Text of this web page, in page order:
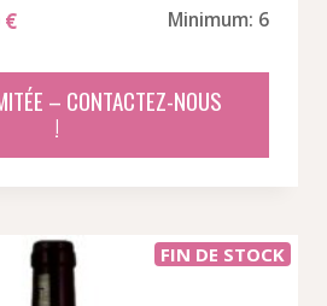
€Le
actuel
est :
Minimum: 6
– CONTACTEZ-NOUS
!
FIN DE STOCK